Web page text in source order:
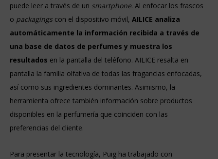
puede leer a través de un smartphone. Al enfocar los frascos
o packagings con el dispositivo móvil, AILICE analiza
automáticamente la información recibida a través de
una base de datos de perfumes y muestra los
resultados en la pantalla del teléfono. AILICE resalta en
pantalla la familia olfativa de todas las fragancias enfocadas,
así como sus ingredientes dominantes. Asimismo, la
herramienta ofrece también información sobre productos
disponibles en la perfumería que coinciden con las
preferencias del cliente.
Para presentar la tecnología, Puig ha trabajado con